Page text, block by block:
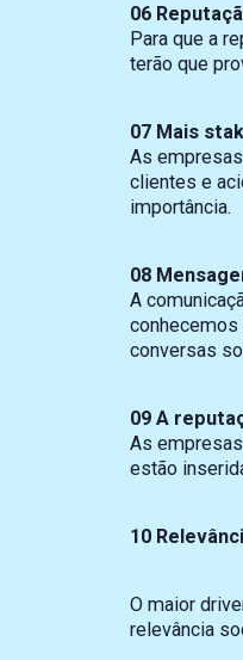
06
Para que a
terão que
07 Mais
As
clientes e
importância.
08
A
conversas
09 A
As
estão
10
O maior
relevância